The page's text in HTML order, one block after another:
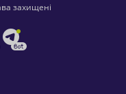
захищені